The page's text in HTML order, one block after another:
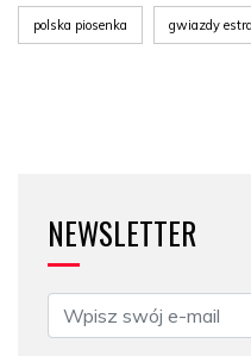
polska piosenka gwiazdy
NEWSLETTER